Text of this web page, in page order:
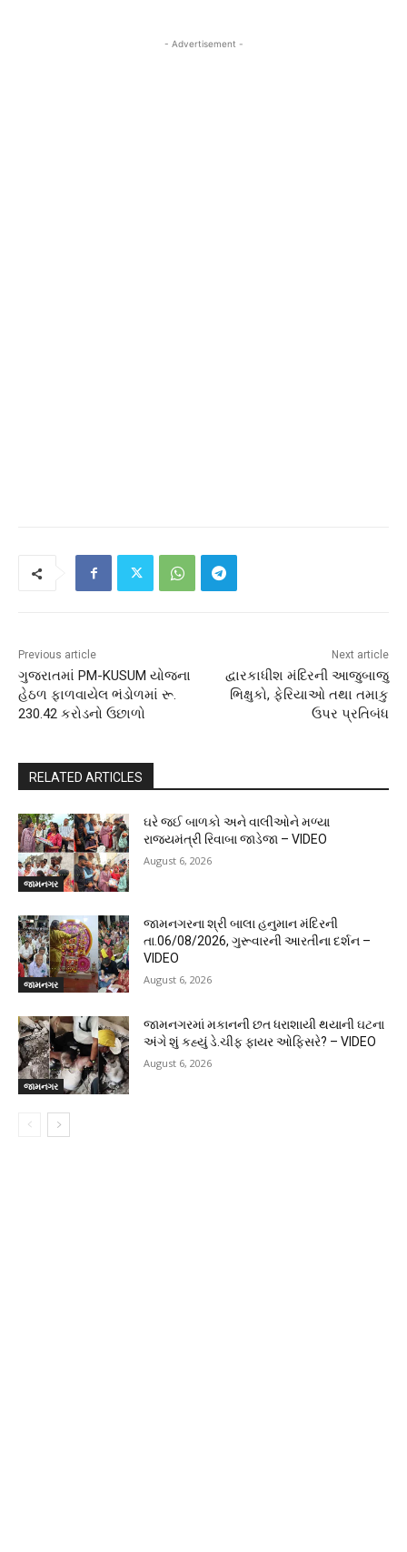
- Advertisement -
Previous article
ગુજરાતમાં PM-KUSUM યોજના
હેઠળ ફાળવાયેલ ભંડોળમાં રૂ.
230.42 કરોડનો ઉછાળો
Next article
દ્વારકાધીશ મંદિરની આજુબાજુ
ભિક્ષુકો, ફેરિયાઓ તથા તમાકુ
ઉપર પ્રતિબંધ
RELATED ARTICLES
જામનગર
ઘરે જઈ બાળકો અને વાલીઓને મળ્યા
રાજ્યમંત્રી રિવાબા જાડેજા – VIDEO
August 6, 2026
જામનગર
જામનગરના શ્રી બાલા હનુમાન મંદિરની
તા.06/08/2026, ગુરૂવારની આરતીના દર્શન –
VIDEO
August 6, 2026
જામનગર
જામનગરમાં મકાનની છત ધરાશાયી થયાની ઘટના
અંગે શું કહ્યું ડે.ચીફ ફાયર ઓફિસરે? – VIDEO
August 6, 2026